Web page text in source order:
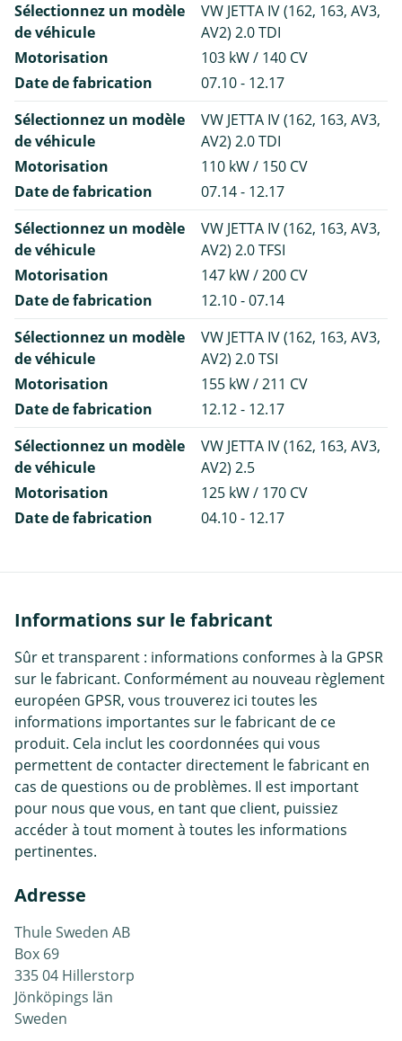
Sélectionnez un modèle
de véhicule
VW JETTA IV (162, 163, AV3,
AV2) 2.0 TDI
Motorisation
103 kW / 140 CV
Date de fabrication
07.10 - 12.17
Sélectionnez un modèle
de véhicule
VW JETTA IV (162, 163, AV3,
AV2) 2.0 TDI
Motorisation
110 kW / 150 CV
Date de fabrication
07.14 - 12.17
Sélectionnez un modèle
de véhicule
VW JETTA IV (162, 163, AV3,
AV2) 2.0 TFSI
Motorisation
147 kW / 200 CV
Date de fabrication
12.10 - 07.14
Sélectionnez un modèle
de véhicule
VW JETTA IV (162, 163, AV3,
AV2) 2.0 TSI
Motorisation
155 kW / 211 CV
Date de fabrication
12.12 - 12.17
Sélectionnez un modèle
de véhicule
VW JETTA IV (162, 163, AV3,
AV2) 2.5
Motorisation
125 kW / 170 CV
Date de fabrication
04.10 - 12.17
Informations sur le fabricant
Sûr et transparent : informations conformes à la GPSR
sur le fabricant. Conformément au nouveau règlement
européen GPSR, vous trouverez ici toutes les
informations importantes sur le fabricant de ce
produit. Cela inclut les coordonnées qui vous
permettent de contacter directement le fabricant en
cas de questions ou de problèmes. Il est important
pour nous que vous, en tant que client, puissiez
accéder à tout moment à toutes les informations
pertinentes.
Adresse
Thule Sweden AB
Box 69
335 04 Hillerstorp
Jönköpings län
Sweden